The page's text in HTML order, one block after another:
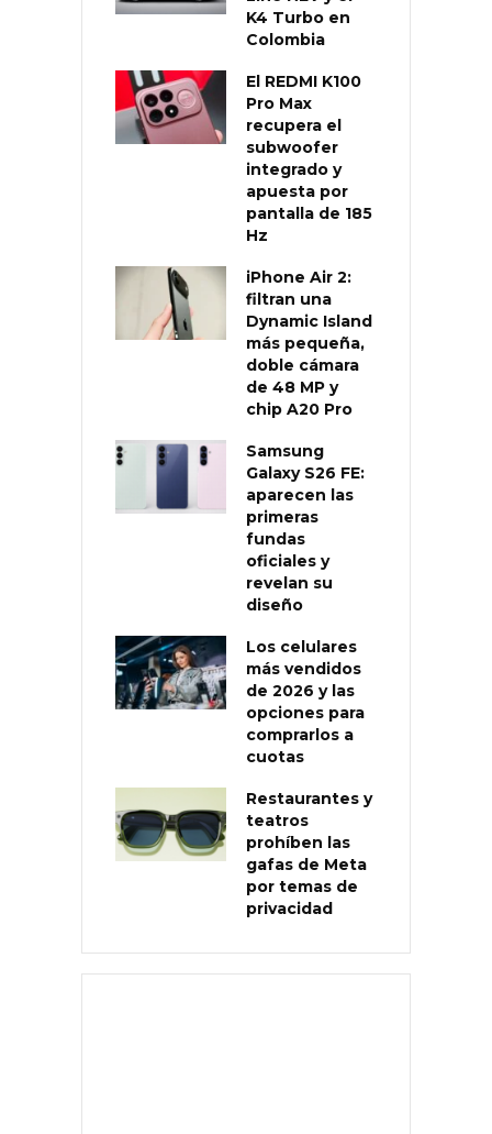
K4 Turbo en
Colombia
El REDMI K100
Pro Max
recupera el
subwoofer
integrado y
apuesta por
pantalla de 185
Hz
iPhone Air 2:
filtran una
Dynamic Island
más pequeña,
doble cámara
de 48 MP y
chip A20 Pro
Samsung
Galaxy S26 FE:
aparecen las
primeras
fundas
oficiales y
revelan su
diseño
Los celulares
más vendidos
de 2026 y las
opciones para
comprarlos a
cuotas
Restaurantes y
teatros
prohíben las
gafas de Meta
por temas de
privacidad